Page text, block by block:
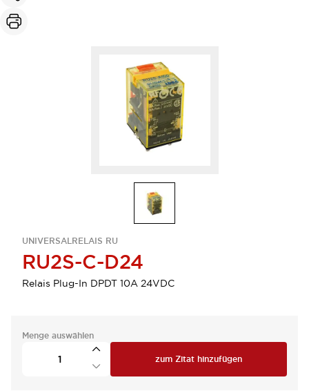
UNIVERSALRELAIS RU
RU2S-C-D24
Relais Plug-In DPDT 10A 24VDC
Menge auswählen
zum Zitat hinzufügen